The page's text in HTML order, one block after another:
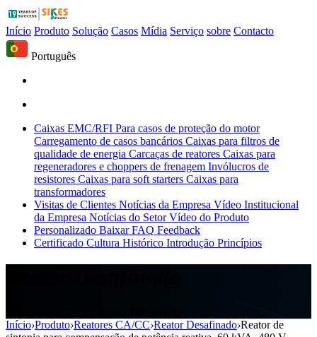
Início Produto Solução Casos Mídia Serviço sobre Contacto
Português
Caixas EMC/RFI Para casos de proteção do motor
Carregamento de casos bancários Caixas para filtros de
qualidade de energia Carcaças de reatores Caixas para
regeneradores e choppers de frenagem Invólucros de
resistores Caixas para soft starters Caixas para
transformadores
Visitas de Clientes Notícias da Empresa Vídeo Institucional
da Empresa Notícias do Setor Vídeo do Produto
Personalizado Baixar FAQ Feedback
Certificado Cultura Histórico Introdução Princípios
Início›Produto›Reatores CA/CC›Reator Desafinado›Reator de